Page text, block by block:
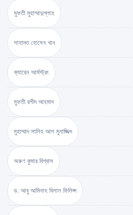
মুফতী মুহাম্মাদুল্লাহ
সাহাদত হোসেন খান
ক্যারেন আর্মস্ট্রং
মুফতী রশীদ আহমাদ
মুহাম্মাদ সালিহ আল মুনাজ্জিদ
অরুণ কুমার বিশ্বাস
ড. আবু আমিনাহ বিলাল ফিলিপ্স